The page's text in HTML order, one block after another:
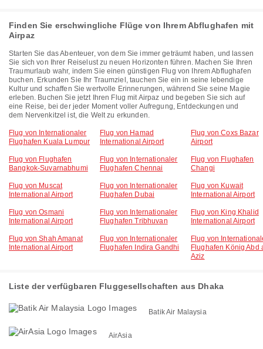
Finden Sie erschwingliche Flüge von Ihrem Abflughafen mit
Airpaz
Starten Sie das Abenteuer, von dem Sie immer geträumt haben, und lassen
Sie sich von Ihrer Reiselust zu neuen Horizonten führen. Machen Sie Ihren
Traumurlaub wahr, indem Sie einen günstigen Flug von Ihrem Abflughafen
buchen. Erkunden Sie Ihr Traumziel, tauchen Sie ein in seine lebendige
Kultur und schaffen Sie wertvolle Erinnerungen, während Sie seine Magie
erleben. Buchen Sie jetzt Ihren Flug mit Airpaz und begeben Sie sich auf
eine Reise, bei der jeder Moment voller Aufregung, Entdeckungen und
dem Nervenkitzel ist, die Welt zu erkunden.
Flug von Internationaler
Flughafen Kuala Lumpur
Flug von Hamad
International Airport
Flug von Coxs Bazar
Airport
Flug von Flughafen
Bangkok-Suvarnabhumi
Flug von Internationaler
Flughafen Chennai
Flug von Flughafen
Changi
Flug von Muscat
International Airport
Flug von Internationaler
Flughafen Dubai
Flug von Kuwait
International Airport
Flug von Osmani
International Airport
Flug von Internationaler
Flughafen Tribhuvan
Flug von King Khalid
International Airport
Flug von Shah Amanat
International Airport
Flug von Internationaler
Flughafen Indira Gandhi
Flug von
Flughafen König Abd
Aziz
Liste der verfügbaren Fluggesellschaften aus Dhaka
Batik Air Malaysia
AirAsia